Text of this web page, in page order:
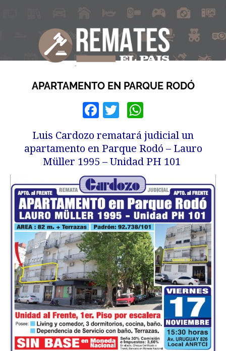
APARTAMENTO EN PARQUE RODÓ
Facebook
Twitter
Luis Cardozo rematará judicial un
apartamento en Parque Rodó – Lauro
Müller 1995 – Unidad PH 101